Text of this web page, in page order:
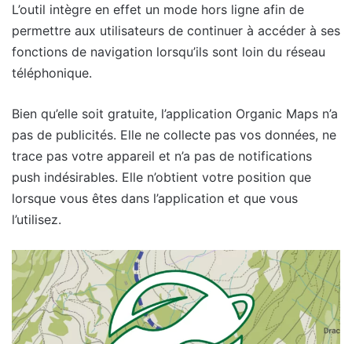
L’outil intègre en effet un mode hors ligne afin de
permettre aux utilisateurs de continuer à accéder à ses
fonctions de navigation lorsqu’ils sont loin du réseau
téléphonique.
Bien qu’elle soit gratuite, l’application Organic Maps n’a
pas de publicités. Elle ne collecte pas vos données, ne
trace pas votre appareil et n’a pas de notifications
push indésirables. Elle n’obtient votre position que
lorsque vous êtes dans l’application et que vous
l’utilisez.